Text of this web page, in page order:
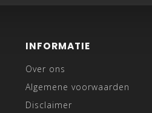
INFORMATIE
Over ons
Algemene voorwaarden
Disclaimer